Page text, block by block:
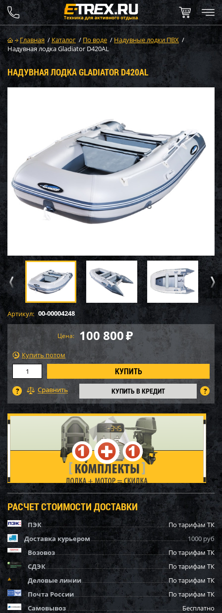
Главная / Каталог / По воде / Надувные лодки ПВХ /
Надувная лодка Gladiator D420AL
НАДУВНАЯ ЛОДКА GLADIATOR D420AL
Артикул: 00-00004248
Цена: 100 800₽
Купить потом
КУПИТЬ В КРЕДИТ
РАСЧЕТ СТОИМОСТИ ДОСТАВКИ
ПЭК
По тарифам ТК
Доставка курьером
1000 руб
Возовоз
По тарифам ТК
СДЭК
По тарифам ТК
Деловые линии
По тарифам ТК
Почта России
По тарифам ТК
Самовывоз
Бесплатно